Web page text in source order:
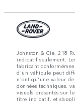
Johnston & Cie, 218
indicatif seulement.
fabricant
d'un véhicule peut
n'ont qu'une valeur
données techniques,
visuels présentés sur
titre indicatif, et